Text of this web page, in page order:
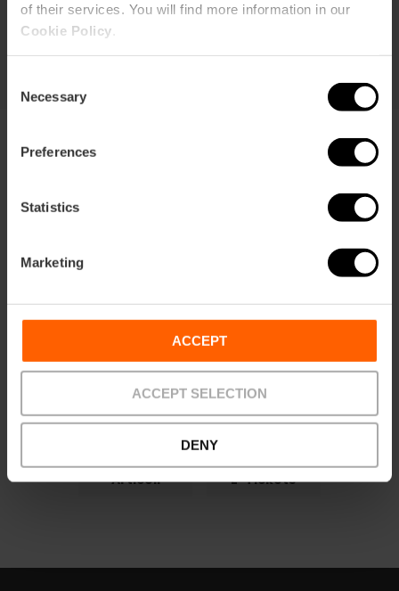
of their services. You will find more information in our
Cookie Policy
Selection
Necessary
Preferences
Statistics
Marketing
ACCEPT
ACCEPT SELECTION
DENY
Da19,00 €
FAQs
Pagamenti Reso Punti di ritiro
Articoli E-Tickets